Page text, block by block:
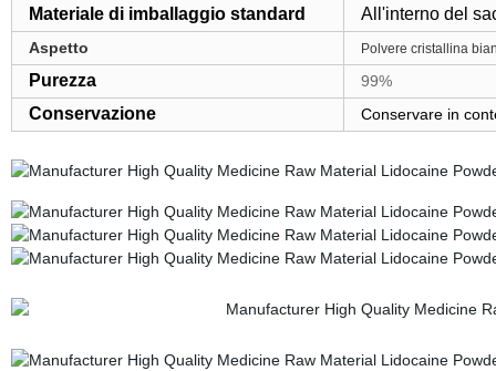
Materiale di imballaggio standard All'interno del
Aspetto Polvere cristallina
Purezza 99%
Conservazione Conservare in